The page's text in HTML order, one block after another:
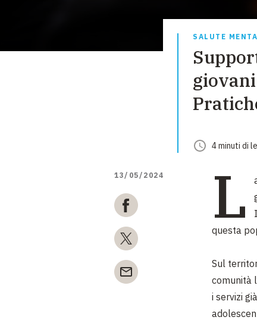
SALUTE
4minuti di
13/05/2024 L
questa
Sul
comunità
i servizi